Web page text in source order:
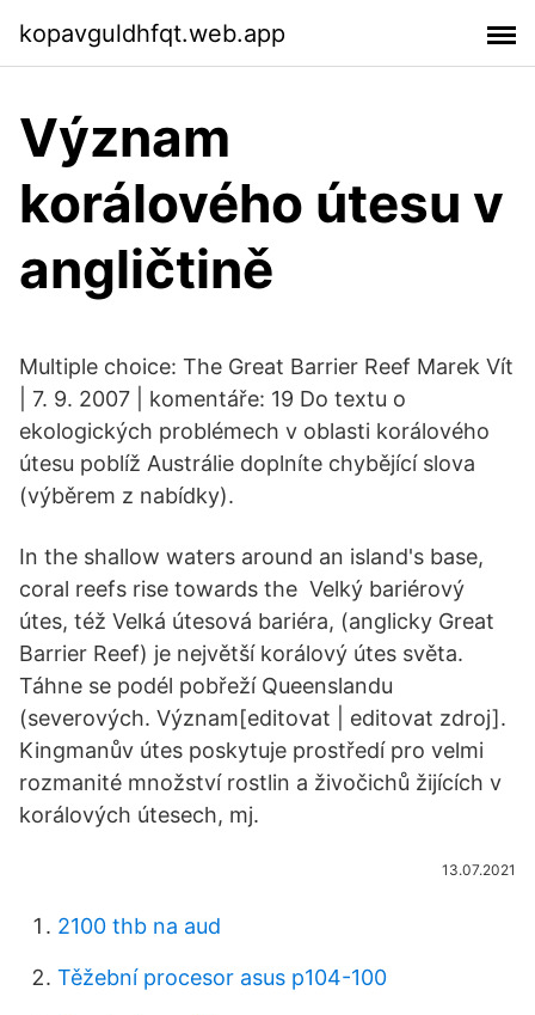
kopavguldhfqt.web.app
Význam
korálového útesu v
angličtině
Multiple choice: The Great Barrier Reef Marek Vít
| 7. 9. 2007 | komentáře: 19 Do textu o
ekologických problémech v oblasti korálového
útesu poblíž Austrálie doplníte chybějící slova
(výběrem z nabídky).
In the shallow waters around an island's base,
coral reefs rise towards the Velký bariérový
útes, též Velká útesová bariéra, (anglicky Great
Barrier Reef) je největší korálový útes světa.
Táhne se podél pobřeží Queenslandu
(severových. Význam[editovat | editovat zdroj].
Kingmanův útes poskytuje prostředí pro velmi
rozmanité množství rostlin a živočichů žijících v
korálových útesech, mj.
13.07.2021
2100 thb na aud
Těžební procesor asus p104-100